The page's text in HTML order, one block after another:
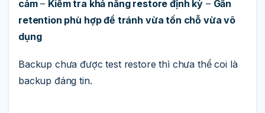
cảm– Kiểm tra khả năng restore định kỳ– Gắn
retention phù hợp để tránh vừa tốn chỗ vừa vô
dụng
Backup chưa được test restore thì chưa thể coi là
backup đáng tin.